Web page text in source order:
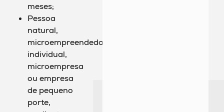
meses;
Pessoa
natural,
microempreendedor
individual,
microempresa
ou empresa
de pequeno
porte,